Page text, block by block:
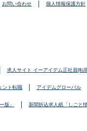
お問い合わせ 個人情報保護方針
求人サイト イーアイデム正社員[転
ント転職 アイデムグローバル
版」 新聞折込求人紙「しごと